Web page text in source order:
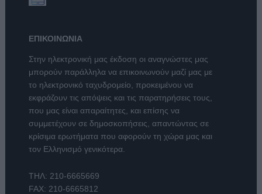
ΕΠΙΚΟΙΝΩΝΙΑ
Στην ηλεκτρονική μας έκδοση οι αναγνώστες μας
μπορούν παράλληλα να επικοινωνούν μαζί μας με
το ηλεκτρονικό ταχυδρομείο, προκειμένου να
εκφράζουν τις απόψεις και τις παρατηρήσεις τους,
που μας είναι απαραίτητες, και επίσης να
συμμετέχουν σε δημοσκοπήσεις, απαντώντας σε
κρίσιμα ερωτήματα που αφορούν τη χώρα μας και
τον Ελληνισμό γενικότερα.
ΤΗΛ: 210-6665669
FAX: 210-6665812